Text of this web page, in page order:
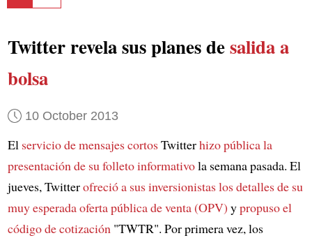
Twitter revela sus planes desalida a
bolsa
10 October 2013
El servicio de mensajes cortosTwitterhizo pública la
presentación de su folleto informativola semana pasada. El
jueves, Twitterofreció a sus inversionistas los detalles de su
muy esperada oferta pública de venta (OPV) ypropuso el
código de cotización"TWTR". Por primera vez, los